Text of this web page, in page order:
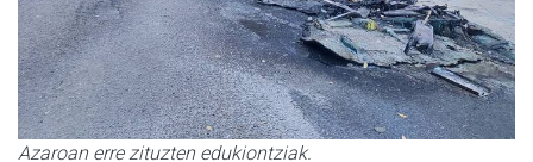
Azaroan erre zituzten edukiontziak.